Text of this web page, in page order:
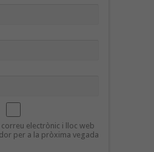
correu electrònic i lloc web
per a la pròxima vegada